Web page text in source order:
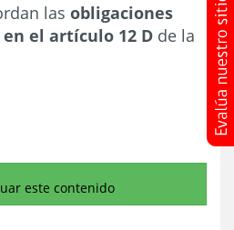
las obligaciones
el artículo 12 D de la
este contenido